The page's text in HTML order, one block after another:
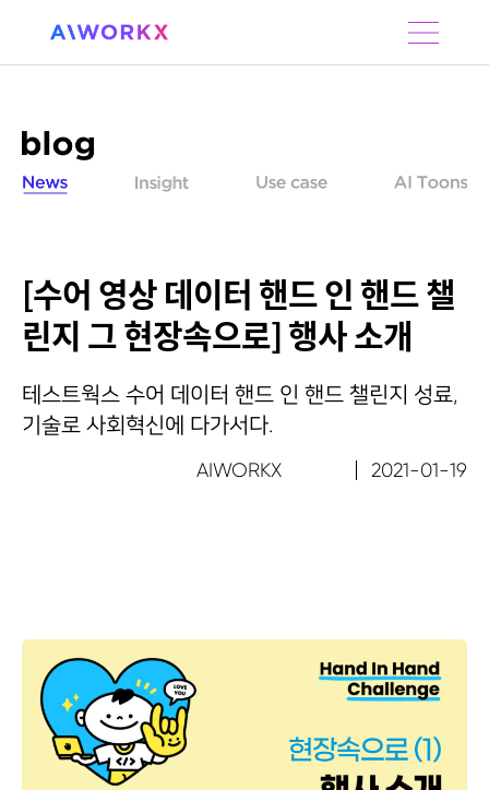
[수어 영상 데이터 핸드 인 핸드 챌
린지 그 현장속으로] 행사 소개
AIWORKX 2021-01-19
테스트웍스 수어 데이터 핸드 인 핸드 챌린지 성료,
기술로 사회혁신에 다가서다.